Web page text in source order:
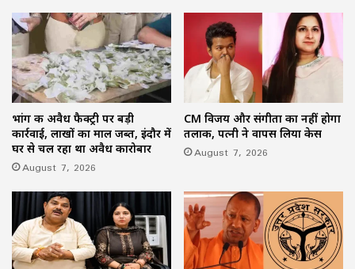
भांग की अवैध फैक्ट्री पर बड़ी
कार्रवाई, लाखों का माल जब्त, इंदौर में
घर से चल रहा था अवैध कारोबार
August 7, 2026
CM विजय और संगीता का नहीं होगा
तलाक, पत्नी ने वापस लिया केस
August 7, 2026